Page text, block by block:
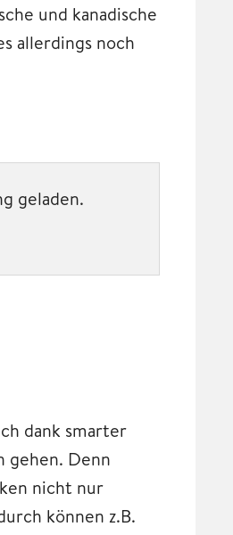
und kanadische
allerdings noch
geladen.
dank smarter
gehen. Denn
nicht nur
können z.B.